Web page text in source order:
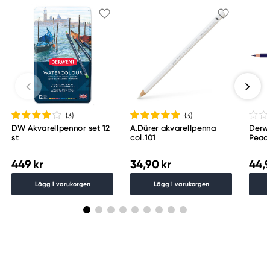
(3)
DW Akvarellpennor set 12
st
449 kr
Lägg i varukorgen
(3)
A.Dürer akvarellpenna
col.101
34,90 kr
Lägg i varukorgen